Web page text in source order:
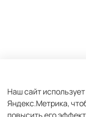
Пользовательское
Условия обмена и
Наш сайт
Яндекс.Метрика,